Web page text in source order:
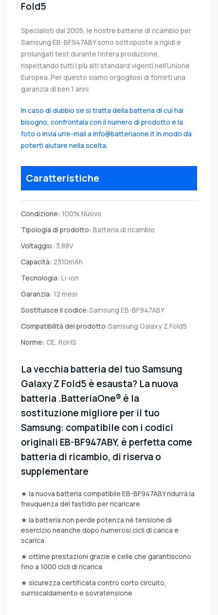
Fold5
Specialisti dal 2005, le nostre batterie di ricambio per
Samsung EB-BF947ABY sono sottoposte a rigidi e
prolungati test durante l’intera produzione,
rispettando tutti i più alti standard vigenti nell’Unione
Europea. Per questo siamo orgogliosi di fornirti una
garanzia di ben 1 anni.
In caso di dubbio se si tratta della batteria di cui hai
bisogno, confrontala con il numero di prodotto e la
foto o invia un'e-mail a info@batteriaone.it in modo da
poterti aiutare nella scelta.
Caratteristiche
Condizione: 100% Nuovo
Tipologia di prodotto: Batteria di ricambio
Voltaggio: 3.88V
Capacità: 2310mAh
Tecnologia: Li-ion
Garanzia: 12 mesi
Sostituisce il codice:Samsung EB-BF947ABY
Compatibilità del prodotto:Samsung Galaxy Z Fold5
Norme: CE, RoHS
La vecchia batteria del tuo Samsung
Galaxy Z Fold5 è esausta? La nuova
batteria .BatteriaOne® è la
sostituzione migliore per il tuo
Samsung: compatibile con i codici
originali EB-BF947ABY, è perfetta come
batteria di ricambio, di riserva o
supplementare
★ la nuova batteria compatibile EB-BF947ABY ridurrà la
freuquenza del fastidio per ricaricare
★ la batteria non perde potenza né tensione di
esercizio neanche dopo numerosi cicli di carica e
scarica
★ ottime prestazioni grazie e celle che garantiscono
fino a 1000 cicli di ricarica
★ sicurezza certificata contro corto circuito,
surriscaldamento e sovratensione